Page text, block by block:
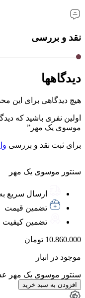
نقد و بررسی
دیدگاهها
هیچ دیدگاهی برای این
اولین نفری باشید که
موسوی یک مهر”
برای ثبت نقد و بررسی
سنتور موسوی یک مهر
ارسال سریع
تضمین قیمت
تضمین
10.860.000 تومان
موجود در انبار
سنتور موسوی یک مهر
افزودن به سبد خرید